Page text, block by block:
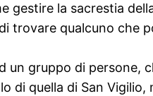
la sacrestia
trovare qualcuno che
un gruppo di persone,
di quella di San Vigilio,